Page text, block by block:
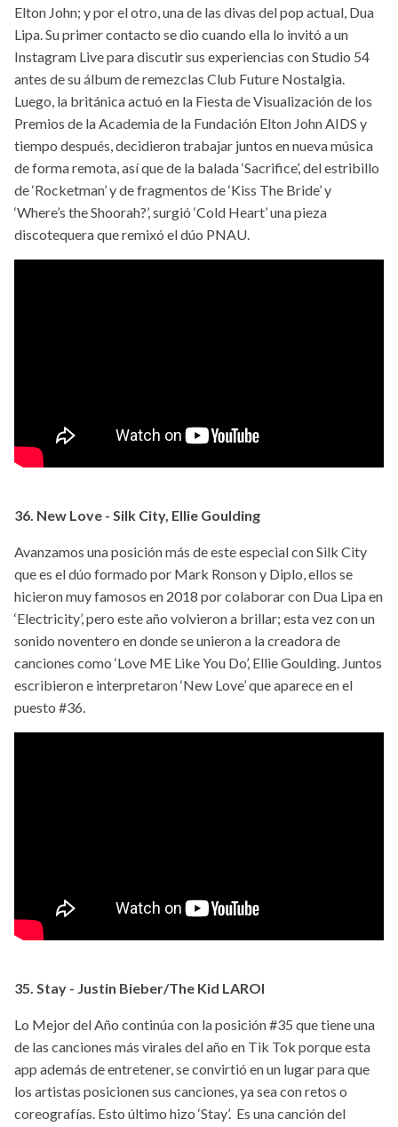
Elton John; y por el otro, una de las divas del pop actual, Dua
Lipa. Su primer contacto se dio cuando ella lo invitó a un
Instagram Live para discutir sus experiencias con Studio 54
antes de su álbum de remezclas Club Future Nostalgia.
Luego, la británica actuó en la Fiesta de Visualización de los
Premios de la Academia de la Fundación Elton John AIDS y
tiempo después, decidieron trabajar juntos en nueva música
de forma remota, así que de la balada ‘Sacrifice’, del estribillo
de ‘Rocketman’ y de fragmentos de ‘Kiss The Bride’ y
‘Where’s the Shoorah?’, surgió ‘Cold Heart’ una pieza
discotequera que remixó el dúo PNAU.
36. New Love - Silk City, Ellie Goulding
Avanzamos una posición más de este especial con Silk City
que es el dúo formado por Mark Ronson y Diplo, ellos se
hicieron muy famosos en 2018 por colaborar con Dua Lipa en
‘Electricity’, pero este año volvieron a brillar; esta vez con un
sonido noventero en donde se unieron a la creadora de
canciones como ‘Love ME Like You Do’, Ellie Goulding. Juntos
escribieron e interpretaron ‘New Love’ que aparece en el
puesto #36.
35. Stay - Justin Bieber/The Kid LAROI
Lo Mejor del Año continúa con la posición #35 que tiene una
de las canciones más virales del año en Tik Tok porque esta
app además de entretener, se convirtió en un lugar para que
los artistas posicionen sus canciones, ya sea con retos o
coreografías. Esto último hizo ‘Stay’. Es una canción del